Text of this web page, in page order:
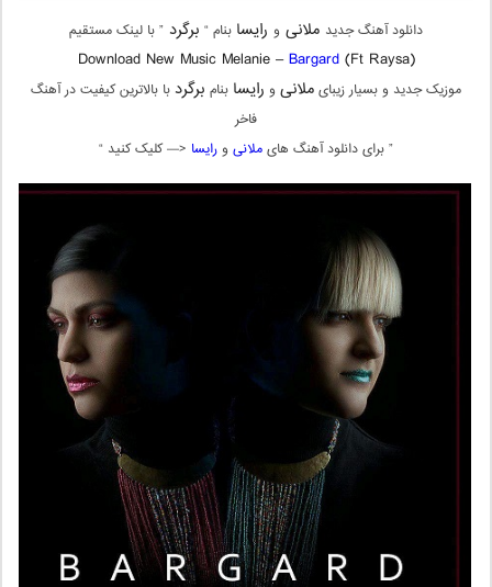
دانلود آهنگ جدید ملانی و رایسا بنام “ برگرد ” با لینک مستقیم
Download New Music Melanie –Bargard(Ft Raysa)
موزیک جدید و بسیار زیبایملانی و رایسا بنام برگرد با بالاترین کیفیت در آهنگ
فاخر
” برای دانلود آهنگ هایملانی ورایسا <— کلیک کنید “